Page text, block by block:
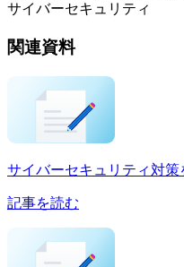
サイバーセキュリティ
関連資料
サイバーセキュリティ対
記事を読む